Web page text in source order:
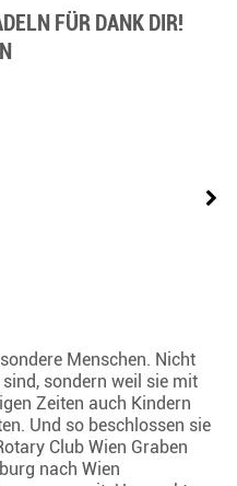
FÜR DANK DIR!
Menschen. Nicht
sondern weil sie mit
Zeiten auch Kindern
Und so beschlossen sie
Club Wien Graben
nach Wien